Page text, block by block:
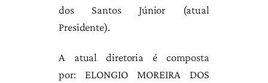
dos Santos Júnior (atual
Presidente).
A atual diretoria é composta
por: ELONGIO MOREIRA DOS